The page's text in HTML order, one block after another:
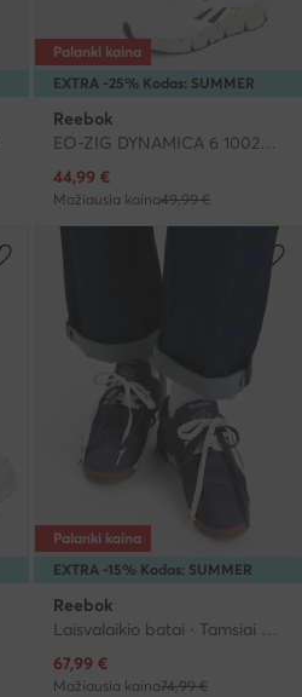
EXTRA -25% Kodas: SUMMER
Palanki kaina
Reebok
EO-ZIG DYNAMICA 6 100244518 · Bėgimo batai
Dabartinė kaina
44,99 €
Mažiausia kaina49,99 €
EXTRA -15% Kodas: SUMMER
Palanki kaina
Reebok
Laisvalaikio batai · Tamsiai mėlyna
Dabartinė kaina
67,99 €
Mažiausia kaina74,99 €